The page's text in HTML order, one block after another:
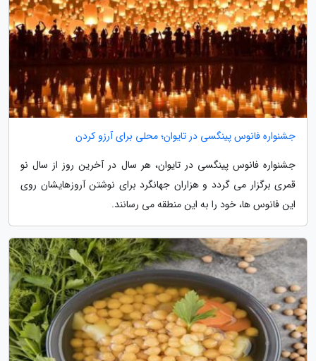
جشنواره فانوس پینگسی در تایوان؛ محلی برای آرزو کردن
جشنواره فانوس پینگسی در تایوان، هر سال در آخرین روز از سال نو
قمری برگزار می گردد و هزاران جهانگرد برای نوشتن آروزهایشان روی
این فانوس ها، خود را به این منطقه می رسانند.